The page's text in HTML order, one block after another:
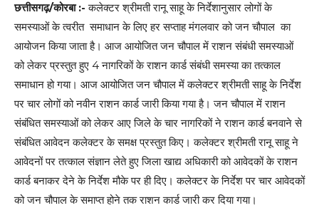
छत्तीसगढ़/कोरबा :-कलेक्टर श्रीमती रानू साहू के निर्देशानुसार लोगों के
समस्याओं के त्वरीत समाधान के लिए हर सप्ताह मंगलवार को जन चौपाल का
आयोजन किया जाता है। आज आयोजित जन चौपाल में राशन संबंधी समस्याओं
को लेकर प्रस्तुत हुए 4 नागरिकों के राशन कार्ड संबंधी समस्या का तत्काल
समाधान हो गया। आज आयोजित जन चौपाल में कलेक्टर श्रीमती साहू के निर्देश
पर चार लोगों को नवीन राशन कार्ड जारी किया गया है। जन चौपाल में राशन
संबंधित समस्याओं को लेकर आए जिले के चार नागरिकों ने राशन कार्ड बनवाने से
संबंधित आवेदन कलेक्टर के समक्ष प्रस्तुत किए। कलेक्टर श्रीमती रानू साहू ने
आवेदनों पर तत्काल संज्ञान लेते हुए जिला खाद्य अधिकारी को आवेदकों के राशन
कार्ड बनाकर देने के निर्देश मौके पर ही दिए। कलेक्टर के निर्देश पर चार आवेदकों
को जन चौपाल के समाप्त होने तक राशन कार्ड जारी कर दिया गया।